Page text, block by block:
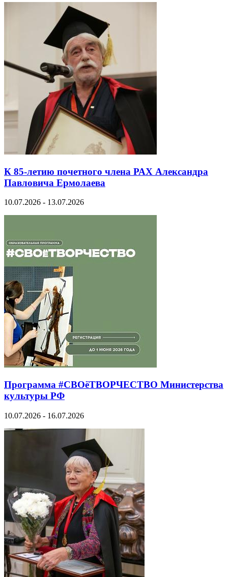
К 85-летию почетного члена РАХ Александра
Павловича Ермолаева
10.07.2026 - 13.07.2026
Программа #СВОёТВОРЧЕСТВО Министерства
культуры РФ
10.07.2026 - 16.07.2026